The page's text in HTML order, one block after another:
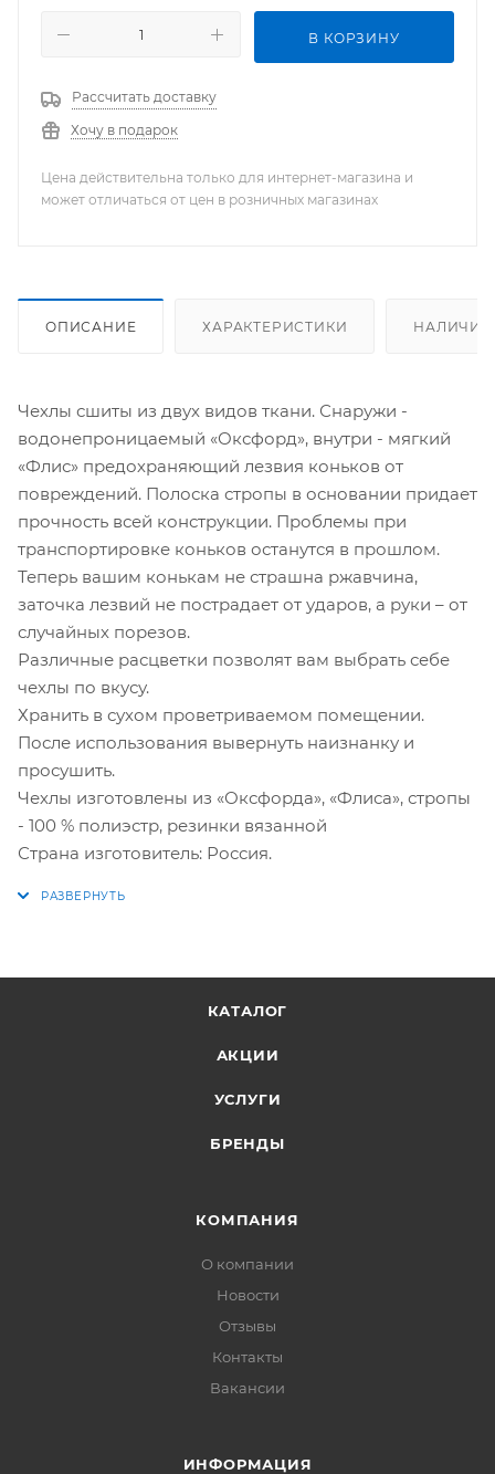
В КОРЗИНУ
Рассчитать доставку
Хочу в подарок
Цена действительна только для интернет-магазина и
может отличаться от цен в розничных магазинах
ОПИСАНИЕ ХАРАКТЕРИСТИКИ НАЛИЧИЕ
Чехлы сшиты из двух видов ткани. Снаружи -
водонепроницаемый «Оксфорд», внутри - мягкий
«Флис» предохраняющий лезвия коньков от
повреждений. Полоска стропы в основании придает
прочность всей конструкции. Проблемы при
транспортировке коньков останутся в прошлом.
Теперь вашим конькам не страшна ржавчина,
заточка лезвий не пострадает от ударов, а руки – от
случайных порезов.
Различные расцветки позволят вам выбрать себе
чехлы по вкусу.
Хранить в сухом проветриваемом помещении.
После использования вывернуть наизнанку и
просушить.
Чехлы изготовлены из «Оксфорда», «Флиса», стропы
- 100 % полиэстр, резинки вязанной
Страна изготовитель: Россия.
КАТАЛОГ
АКЦИИ
УСЛУГИ
БРЕНДЫ
КОМПАНИЯ
О компании
Новости
Отзывы
Контакты
Вакансии
ИНФОРМАЦИЯ